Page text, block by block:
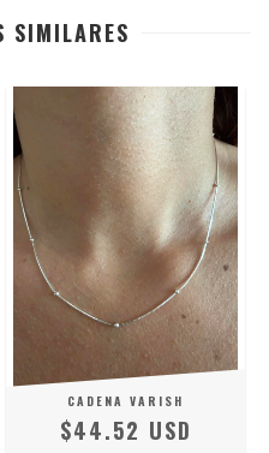
SIMILARES
CADENA VARISH
$44.52 USD